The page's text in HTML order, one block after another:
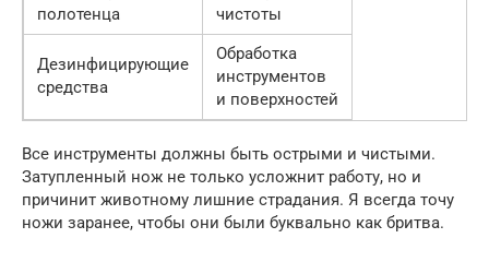
полотенца
чистоты
Дезинфицирующие
средства
Обработка
инструментов
и поверхностей
Все инструменты должны быть острыми и чистыми.
Затупленный нож не только усложнит работу, но и
причинит животному лишние страдания. Я всегда точу
ножи заранее, чтобы они были буквально как бритва.